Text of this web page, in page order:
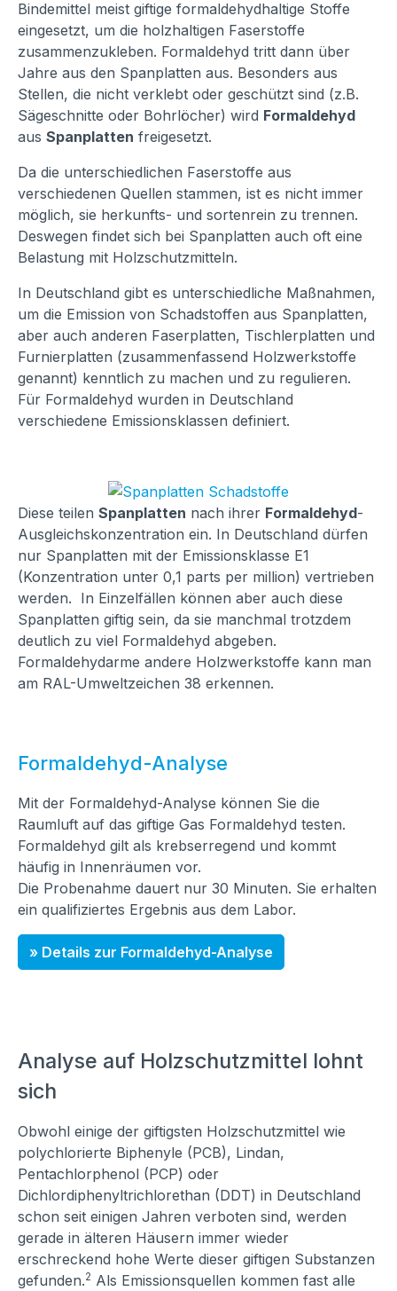
Bindemittel meist giftige formaldehydhaltige Stoffe
eingesetzt, um die holzhaltigen Faserstoffe
zusammenzukleben. Formaldehyd tritt dann über
Jahre aus den Spanplatten aus. Besonders aus
Stellen, die nicht verklebt oder geschützt sind (z.B.
Sägeschnitte oder Bohrlöcher) wird Formaldehyd
aus Spanplatten freigesetzt.
Da die unterschiedlichen Faserstoffe aus
verschiedenen Quellen stammen, ist es nicht immer
möglich, sie herkunfts- und sortenrein zu trennen.
Deswegen findet sich bei Spanplatten auch oft eine
Belastung mit Holzschutzmitteln.
In Deutschland gibt es unterschiedliche Maßnahmen,
um die Emission von Schadstoffen aus Spanplatten,
aber auch anderen Faserplatten, Tischlerplatten und
Furnierplatten (zusammenfassend Holzwerkstoffe
genannt) kenntlich zu machen und zu regulieren.
Für Formaldehyd wurden in Deutschland
verschiedene Emissionsklassen definiert.
Diese teilen Spanplatten nach ihrer Formaldehyd-
Ausgleichskonzentration ein. In Deutschland dürfen
nur Spanplatten mit der Emissionsklasse E1
(Konzentration unter 0,1 parts per million) vertrieben
werden. In Einzelfällen können aber auch diese
Spanplatten giftig sein, da sie manchmal trotzdem
deutlich zu viel Formaldehyd abgeben.
Formaldehydarme andere Holzwerkstoffe kann man
am RAL-Umweltzeichen 38 erkennen.
Formaldehyd-Analyse
Mit der Formaldehyd-Analyse können Sie die
Raumluft auf das giftige Gas Formaldehyd testen.
Formaldehyd gilt als krebserregend und kommt
häufig in Innenräumen vor.
Die Probenahme dauert nur 30 Minuten. Sie erhalten
ein qualifiziertes Ergebnis aus dem Labor.
» Details zur Formaldehyd-Analyse
Analyse auf Holzschutzmittel lohnt
sich
Obwohl einige der giftigsten Holzschutzmittel wie
polychlorierte Biphenyle (PCB), Lindan,
Pentachlorphenol (PCP) oder
Dichlordiphenyltrichlorethan (DDT) in Deutschland
schon seit einigen Jahren verboten sind, werden
gerade in älteren Häusern immer wieder
erschreckend hohe Werte dieser giftigen Substanzen
gefunden.2 Als Emissionsquellen kommen fast alle